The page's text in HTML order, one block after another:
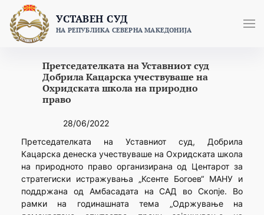
content
УСТАВЕН СУД
НА РЕПУБЛИКА СЕВЕРНА МАКЕДОНИЈА
Претседателката на Уставниот суд
Добрила Кацарска учествуваше на
Охридската школа на природно
право
28/06/2022
Претседателката на Уставниот суд, Добрила
Кацарска денеска учествуваше на Охридската школа
на природното право организирана од Центарот за
стратегиски истражувања „Ксенте Богоев“ МАНУ и
поддржана од Амбасадата на САД во Скопје. Во
рамки на годинашната тема „Одржување на